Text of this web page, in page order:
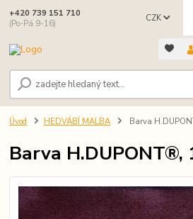
CZK
+420 739 151 710
(Po-Pá 9-16)
Úvod HEDVÁBÍ MALBA Barva
Barva H.DUPONT®,